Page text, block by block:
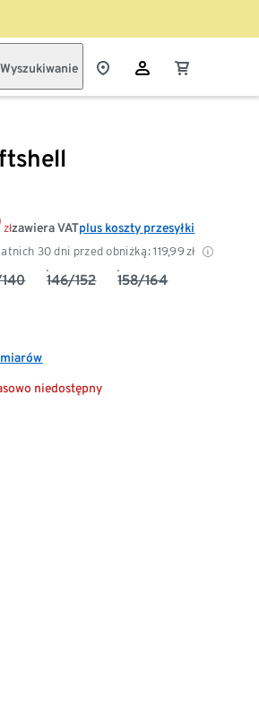
Wyszukiwanie
zł
30 dni przed obniżką: 119,99zł
zawiera VATplus koszty przesyłki
146/152 158/164
niedostępny